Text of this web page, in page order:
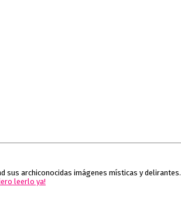
sus archiconocidas imágenes místicas y delirantes.
leerlo ya!